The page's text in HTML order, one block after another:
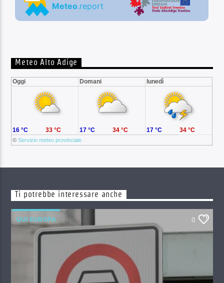
Meteo Alto Adige
Oggi Domani lunedì
©Servizio meteo provinciale
16 °C 33 °C 17 °C 34 °C 17 °C 34 °C
Ti potrebbe interessare anche
QUI EUROPA 0